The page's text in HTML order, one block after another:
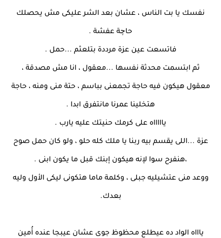
نفسك يا بت الناس ، عشان بعد الشر عليكى مش يحصلك
حاچة عفشة .
فاتسعت عين عزة مرددة بتلعثم ...حمل .
ثم ابتسمت محدثة نفسها ...معقول ، انا مش مصدقة ،
معقول هيكون فيه حاجة تجمعنى بباسم ، حتة منى ومنه ، حاجة
هتخلينا عمرنا مانتفرق ابدا .
ياااااه على كرمك حنيتك عليه يارب .
عزة ...اللى يقسم بيه ربنا يا ملك كله حلو ، ولو كان حمل صوح
،هنفرح سوا لإنه هيكون إبنك قبل ما يكون ابنى .
ووعد منى عتشيليه جبلى ، وكلمة ماما هتكونى ليكى الأول وليه
بعدك.
ياااه الواد ده عيطلع محظوظ جوى عشان عيبجا عنده أُمين